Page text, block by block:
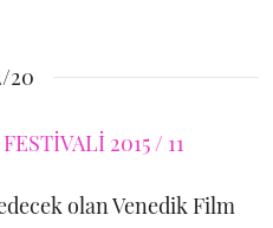
20
olan Venedik Film